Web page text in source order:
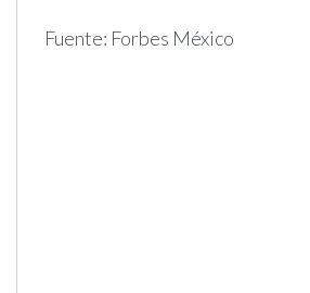
Fuente: Forbes México